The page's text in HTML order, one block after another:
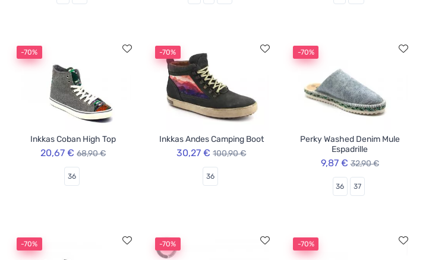
-70%
Inkkas Coban High Top
20,67 € 68,90 €
36
-70%
Inkkas Andes Camping Boot
30,27 € 100,90 €
36
-70%
Perky Washed Denim Mule
Espadrille
9,87 € 32,90 €
36 37
-70% -70% -70%